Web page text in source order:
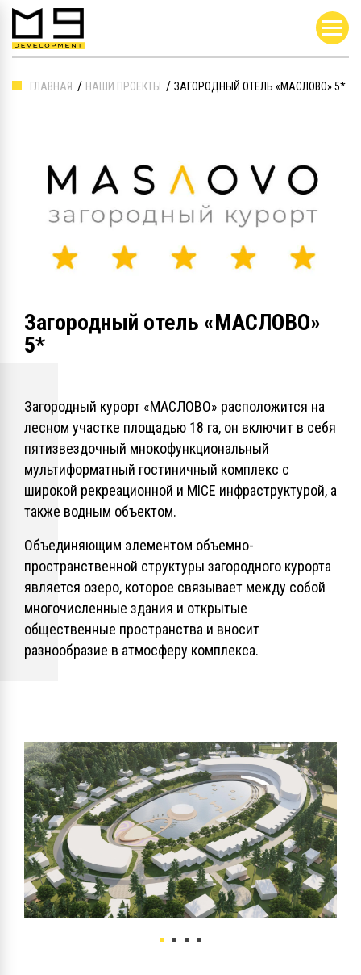
ГЛАВНАЯ НАШИ ПРОЕКТЫ ЗАГОРОДНЫЙ ОТЕЛЬ «МАСЛОВО» 5*
Загородный отель «МАСЛОВО»
5*
Загородный курорт «МАСЛОВО» расположится на
лесном участке площадью 18 га, он включит в себя
пятизвездочный мнокофункциональный
мультиформатный гостиничный комплекс с
широкой рекреационной и MICE инфраструктурой, а
также водным объектом.
Объединяющим элементом объемно-
пространственной структуры загородного курорта
является озеро, которое связывает между собой
многочисленные здания и открытые
общественные пространства и вносит
разнообразие в атмосферу комплекса.